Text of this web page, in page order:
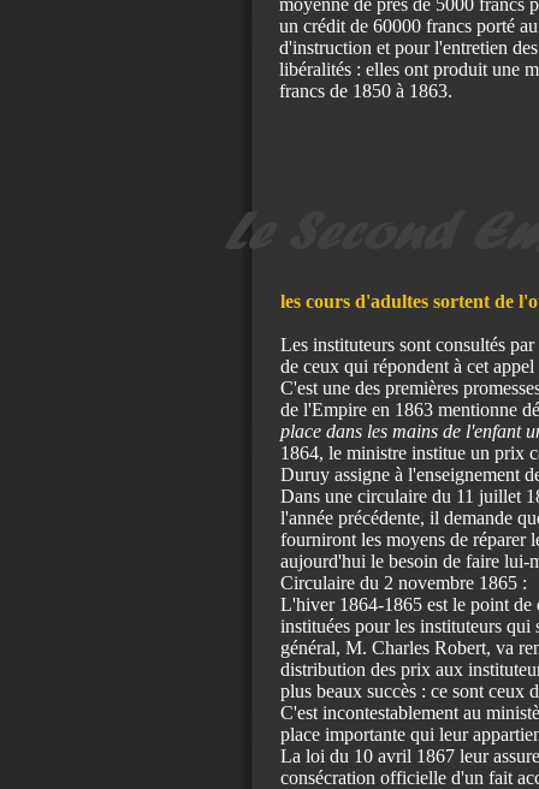
moyenne de près de 5000 francs
un crédit de 60000 francs porté
d'instruction et pour l'entretien
libéralités : elles ont produit une
francs de 1850 à 1863.
les cours d'adultes sortent de
Les instituteurs sont consultés
de ceux qui répondent à cet
C'est une des premières
de l'Empire en 1863 mentionne
place dans les mains de l'enfant
1864, le ministre institue un prix
Duruy assigne à l'enseignement
Dans une circulaire du 11 juillet
l'année précédente, il demande
fourniront les moyens de réparer
aujourd'hui le besoin de faire lui-
Circulaire du 2 novembre 1865 :
L'hiver 1864-1865 est le point de
instituées pour les instituteurs
général, M. Charles Robert, va
distribution des prix aux
plus beaux succès : ce sont ceux
C'est incontestablement au
place importante qui leur
La loi du 10 avril 1867 leur
consécration officielle d'un fait